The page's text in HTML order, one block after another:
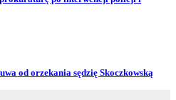
od orzekania sędzię Skoczkowską